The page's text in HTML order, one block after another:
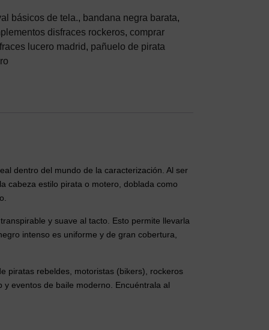
básicos de tela., bandana negra barata,
disfraces rockeros, comprar
lucero madrid , pañuelo de pirata
dentro del mundo de la caracterización. Al ser
cabeza estilo pirata o motero, doblada como
y suave al tacto. Esto permite llevarla
intenso es uniforme y de gran cobertura,
piratas rebeldes, motoristas (bikers), rockeros
eventos de baile moderno. Encuéntrala al